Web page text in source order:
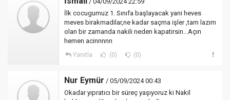
İlk cocugumuz 1. Sınıfa başlayacak yani heves
meves birakmadilar,ne kadar saçma işler ,tam lazım
olan bir zamanda nakili neden kapatirsin...Açın
hemen acinnnnn
Yanıtla (0) (0)
Nur Eymür / 05/09/2024 00:43
Okadar yıpratıcı bir süreç yaşıyoruz ki Nakil